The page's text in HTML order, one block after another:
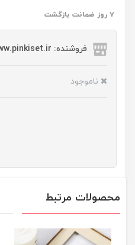
۷ روز ضمانت بازگشت
فروشنده: www.pinkiset.ir
ناموجود
محصولات مرتبط